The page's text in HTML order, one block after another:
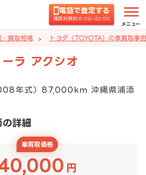
電話で査定する
通話料無料 8:00~22:00
メニュー
買取相場 トヨタ（TOYOTA）の車買取事
ラ アクシオ
年式）87,000km 沖縄県浦添
詳細
車買取価格
円